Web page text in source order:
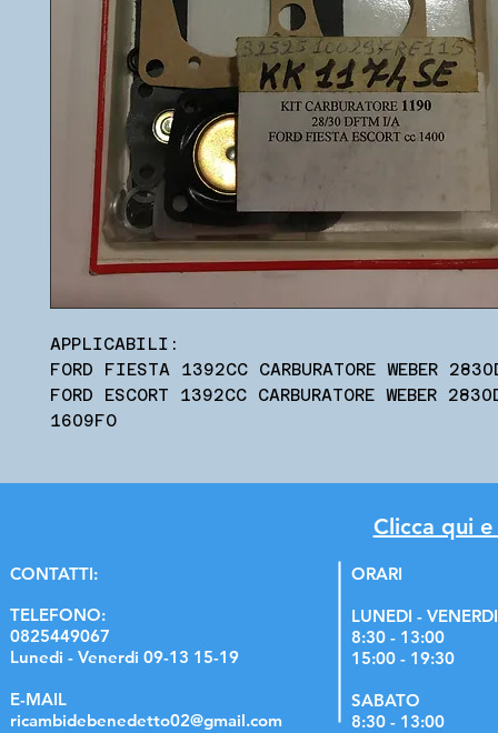
APPLICABILI:
FORD FIESTA 1392CC CARBURATORE WEBER
FORD ESCORT 1392CC CARBURATORE WEBER
1609FO
Clicca qui
CONTATTI:
TELEFONO:
0825449067
Lunedi - Venerdi 09-13 15-19
E-MAIL
ricambidebenedetto02@gmail.com
ORARI
LUNEDI - VENERDI
8:30 - 13:00
15:00 - 19:30
SABATO
8:30 - 13:00